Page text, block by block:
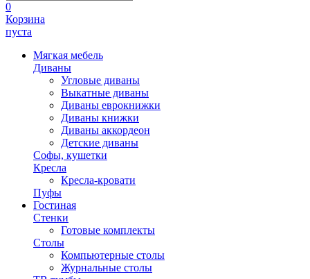
0
Корзина
пуста
Мягкая мебель
Диваны
Угловые диваны
Выкатные диваны
Диваны еврокнижки
Диваны книжки
Диваны аккордеон
Детские диваны
Софы, кушетки
Кресла
Кресла-кровати
Пуфы
Гостиная
Стенки
Готовые комплекты
Столы
Компьютерные столы
Журнальные столы